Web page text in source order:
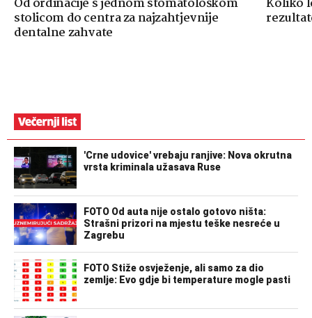
stolicom do centra za najzahtjevnije
dentalne zahvate